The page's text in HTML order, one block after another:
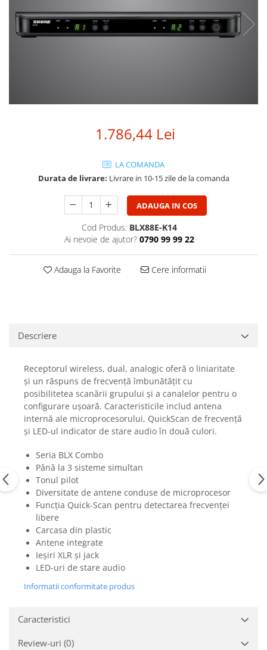
Accesorii Generale
Boxe
Accesorii pt. Cabluri
Adaptoare Audio
Cabluri Audio cu Conectori
Conectori Audio
Stage Box Multicore
Interfete audio
Accesorii pentru Microfoane
Headset-uri si lavaliere
Microfoane cu fir pentru live
Microfoane de captura
Microfoane USB - Podcast, Gaming
Seturi de microfoane
Sisteme wireless
Mixere
Accesorii mixere
Mixere analogice
Mixere digitale
Mixere pentru DJ
Monitorizare In-Ear
Stative pentru Microfoane
Proiectoare Lumini
Ventilatoare
1.786,44 Lei
LA COMANDA
Durata de livrare: Livrare in 10-15 zile de la comanda
ADAUGA IN COS
Cod Produs: BLX88E-K14
Ai nevoie de ajutor? 0790 99 99 22
Adauga la Favorite Cere informatii
Descriere
Receptorul wireless, dual, analogic oferă o liniaritate
și un răspuns de frecvență îmbunătățit cu
posibilitetea scanării grupului și a canalelor pentru o
configurare ușoară. Caracteristicile includ antena
internă ale microprocesorului, QuickScan de frecvență
și LED-ul indicator de stare audio în două culori.
Seria BLX Combo
Până la 3 sisteme simultan
Tonul pilot
Diversitate de antene conduse de microprocesor
Funcția Quick-Scan pentru detectarea frecvenței
libere
Carcasa din plastic
Antene integrate
Ieșiri XLR și jack
LED-uri de stare audio
Informatii conformitate produs
Caracteristici
Review-uri (0)